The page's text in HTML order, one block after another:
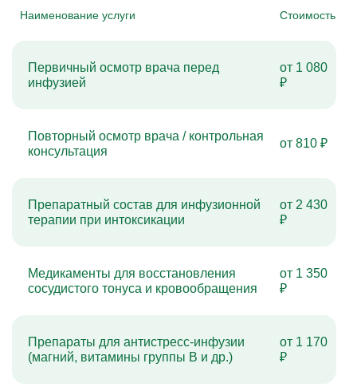
Наименование услуги Стоимость
Первичный осмотр врача перед
инфузией
от 1 080
₽
Повторный осмотр врача / контрольная
консультация
от 810 ₽
Препаратный состав для инфузионной
терапии при интоксикации
от 2 430
₽
Медикаменты для восстановления
сосудистого тонуса и кровообращения
от 1 350
₽
Препараты для антистресс-инфузии
(магний, витамины группы B и др.)
от 1 170
₽